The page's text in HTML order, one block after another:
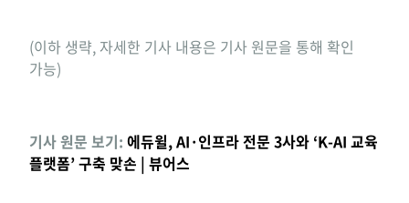
(이하 생략, 자세한 기사 내용은 기사 원문을 통해 확인
가능)
기사 원문 보기: 에듀윌, AI·인프라 전문 3사와 ‘K-AI 교육
플랫폼’ 구축 맞손 | 뷰어스